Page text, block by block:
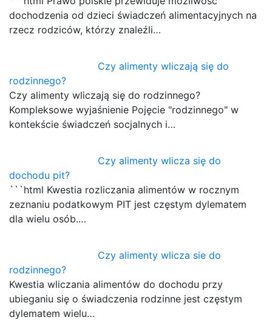
dochodzenia od dzieci świadczeń alimentacyjnych na
rzecz rodziców, którzy znaleźli…
Czy alimenty wliczają się do
rodzinnego?
Czy alimenty wliczają się do rodzinnego?
Kompleksowe wyjaśnienie Pojęcie "rodzinnego" w
kontekście świadczeń socjalnych i…
Czy alimenty wlicza się do
dochodu pit?
```html Kwestia rozliczania alimentów w rocznym
zeznaniu podatkowym PIT jest częstym dylematem
dla wielu osób.…
Czy alimenty wlicza sie do
rodzinnego?
Kwestia wliczania alimentów do dochodu przy
ubieganiu się o świadczenia rodzinne jest częstym
dylematem wielu…